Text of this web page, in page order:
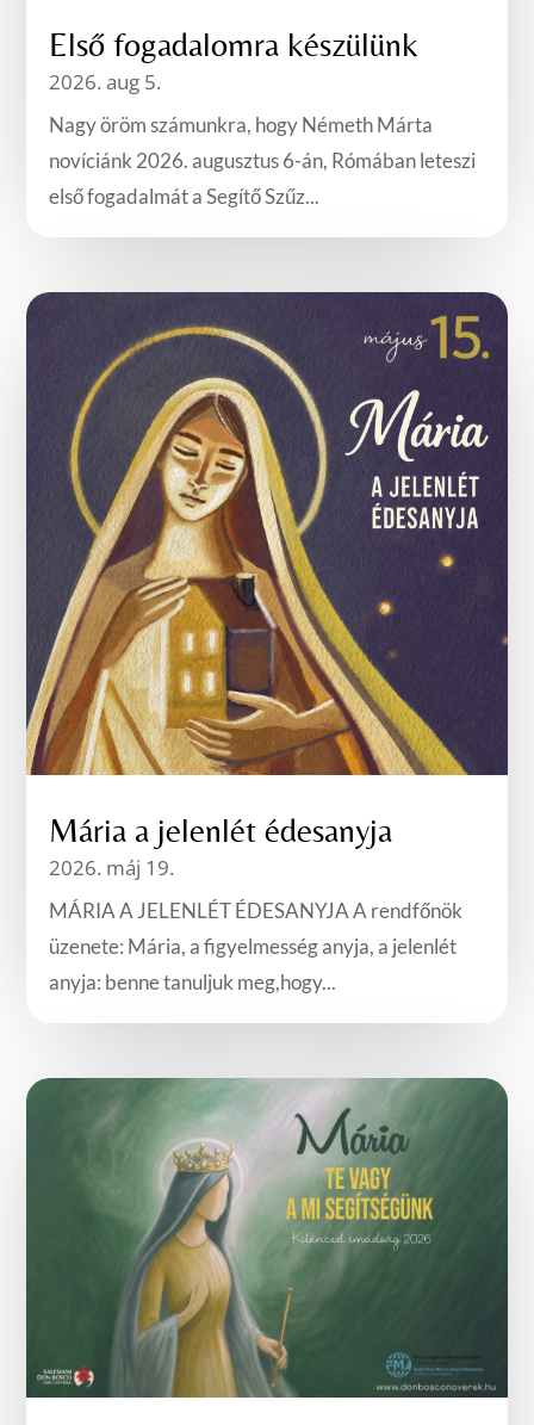
Első fogadalomra készülünk
2026. aug 5.
Nagy öröm számunkra, hogy Németh Márta
novíciánk 2026. augusztus 6-án, Rómában leteszi
első fogadalmát a Segítő Szűz...
Mária a jelenlét édesanyja
2026. máj 19.
MÁRIA A JELENLÉT ÉDESANYJA A rendfőnök
üzenete: Mária, a figyelmesség anyja, a jelenlét
anyja: benne tanuljuk meg,hogy...